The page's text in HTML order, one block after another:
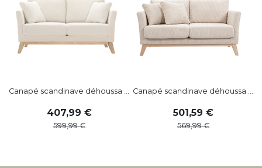
Canapé scandinave déhoussa ...
407,99
599,99
Canapé scandinave déhoussa ...
501,59
569,99